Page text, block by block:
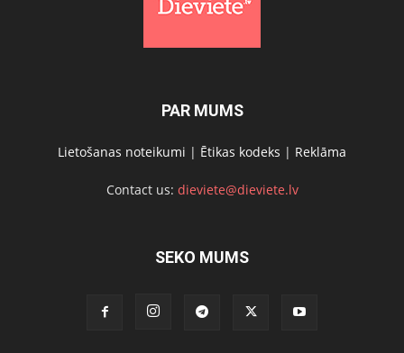
PAR MUMS
Lietošanas noteikumi | Ētikas kodeks | Reklāma
Contact us: dieviete@dieviete.lv
SEKO MUMS